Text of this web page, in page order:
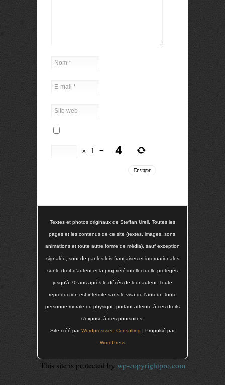
× 1 =
Textes et photos originaux de Steffan Urell. Toutes les
pages et les contenus de ce site (textes, images, sons,
animations et toute autre forme de média), sauf exception
signalée, sont de par les lois françaises et internationales
sur le droit d'auteur et la propriété intellectuelle protégés
jusqu'à 70 ans après le décès de leur auteur. Toute
reproduction est interdite sans le visa de l'auteur. Toute
personne morale ou physique portant atteinte à ces droits
s'expose à des poursuites.
Site créé parWordpressseo Consulting | Propulsé par
WordPress
This site is protected by wp-copyrightpro.com